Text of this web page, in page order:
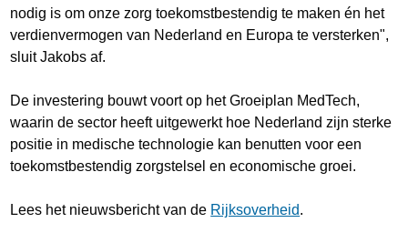
nodig is om onze zorg toekomstbestendig te maken én het
verdienvermogen van Nederland en Europa te versterken",
sluit Jakobs af.
De investering bouwt voort op het Groeiplan MedTech,
waarin de sector heeft uitgewerkt hoe Nederland zijn sterke
positie in medische technologie kan benutten voor een
toekomstbestendig zorgstelsel en economische groei.
Lees het nieuwsbericht van de Rijksoverheid.